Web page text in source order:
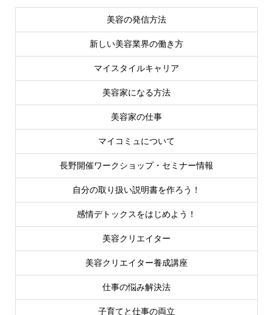
美容の発信方法
新しい美容業界の働き方
マイスタイルキャリア
美容家になる方法
美容家の仕事
マイコミュについて
長野開催ワークショップ・セミナー情報
自分の取り扱い説明書を作ろう！
感情デトックスをはじめよう！
美容クリエイター
美容クリエイター養成講座
仕事の悩み解決法
子育てと仕事の両立